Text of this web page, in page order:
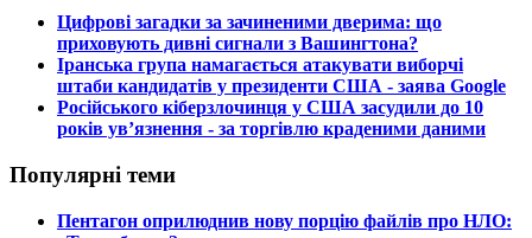
​Цифрові загадки за зачиненими дверима: що
приховують дивні сигнали з Вашингтона?
​Іранська група намагається атакувати виборчі
штаби кандидатів у президенти США - заява Google
​Російського кіберзлочинця у США засудили до 10
років ув’язнення - за торгівлю краденими даними
Популярні теми
​Пентагон оприлюднив нову порцію файлів про НЛО: